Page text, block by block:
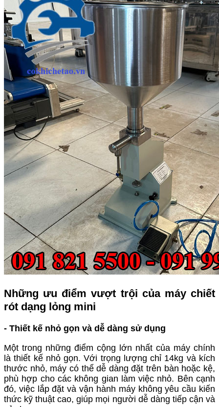
Những ưu điểm vượt trội của máy chiết
rót dạng lỏng mini
- Thiết kế nhỏ gọn và dễ dàng sử dụng
Một trong những điểm cộng lớn nhất của máy chính
là thiết kế nhỏ gọn. Với trọng lượng chỉ 14kg và kích
thước nhỏ, máy có thể dễ dàng đặt trên bàn hoặc kệ,
phù hợp cho các không gian làm việc nhỏ. Bên cạnh
đó, việc lắp đặt và vận hành máy không yêu cầu kiến
thức kỹ thuật cao, giúp mọi người dễ dàng tiếp cận và